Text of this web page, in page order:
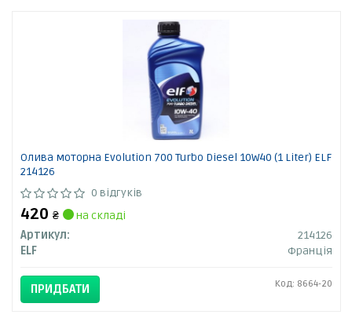
Олива моторна Evolution 700 Turbo Diesel 10W40 (1 Liter) ELF
214126
0 відгуків
420 ₴
на складі
Артикул:
214126
ELF
Франція
ПРИДБАТИ Код: 8664-20